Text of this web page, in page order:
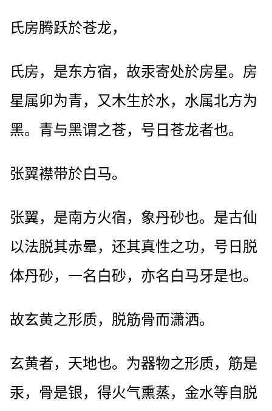
氏房腾跃於苍龙，
氏房，是东方宿，故汞寄处於房星。房
星属卯为青，又木生於水，水属北方为
黑。青与黑谓之苍，号日苍龙者也。
张翼襟带於白马。
张翼，是南方火宿，象丹砂也。是古仙
以法脱其赤晕，还其真性之功，号日脱
体丹砂，一名白砂，亦名白马牙是也。
故玄黄之形质，脱筋骨而潇洒。
玄黄者，天地也。为器物之形质，筋是
汞，骨是银，得火气熏蒸，金水等自脱